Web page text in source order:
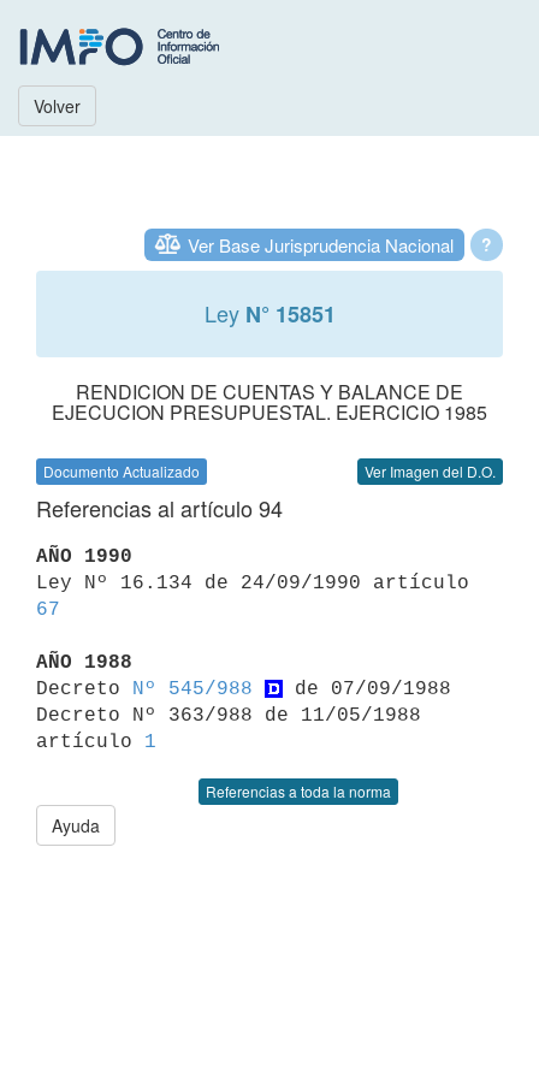
Volver
?
Ver Base Jurisprudencia Nacional
Ley N° 15851
RENDICION DE CUENTAS Y BALANCE DE
EJECUCION PRESUPUESTAL. EJERCICIO 1985
Documento Actualizado Ver Imagen del D.O.
Referencias al artículo 94
AÑO 1990
67
AÑO 1988
Decreto
Nº 545/988
de 07/09/1988
Decreto Nº 363/988 de 11/05/1988
artículo 1
Referencias a toda la norma
Ayuda